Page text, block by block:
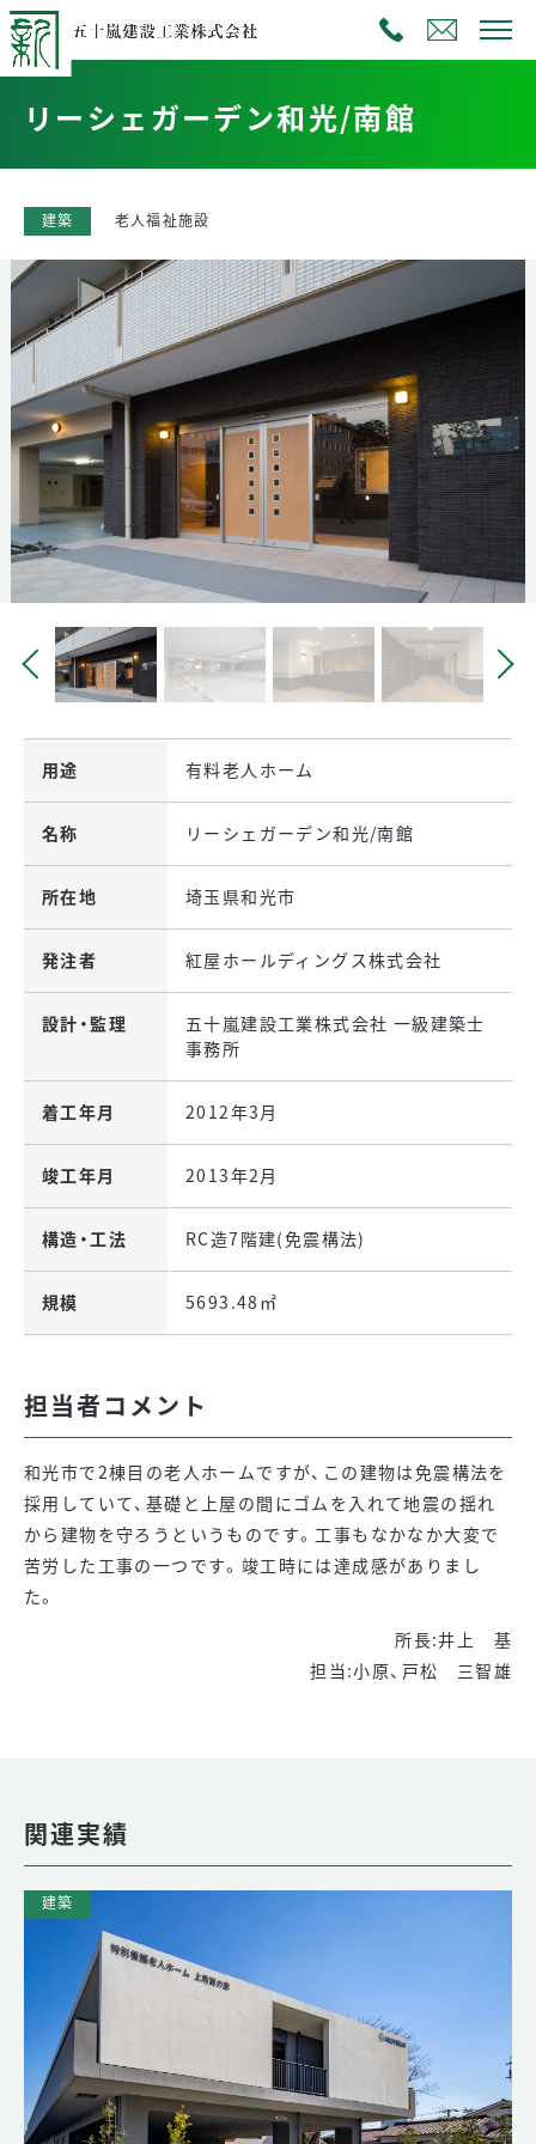
リーシェガーデン和光/南館
建築 老人福祉施設
用途 有料老人ホーム
名称 リーシェガーデン和光/南館
所在地 埼玉県和光市
発注者 紅屋ホールディングス株式会社
設計・監理
五十嵐建設工業株式会社 一級建築士
事務所
着工年月 2012年3月
竣工年月 2013年2月
構造・工法 RC造7階建(免震構法)
規模 5693.48㎡
担当者コメント
和光市で2棟目の老人ホームですが、この建物は免震構法を
採用していて、基礎と上屋の間にゴムを入れて地震の揺れ
から建物を守ろうというものです。工事もなかなか大変で
苦労した工事の一つです。竣工時には達成感がありまし
た。
所長:井上 基
担当:小原、戸松 三智雄
関連実績